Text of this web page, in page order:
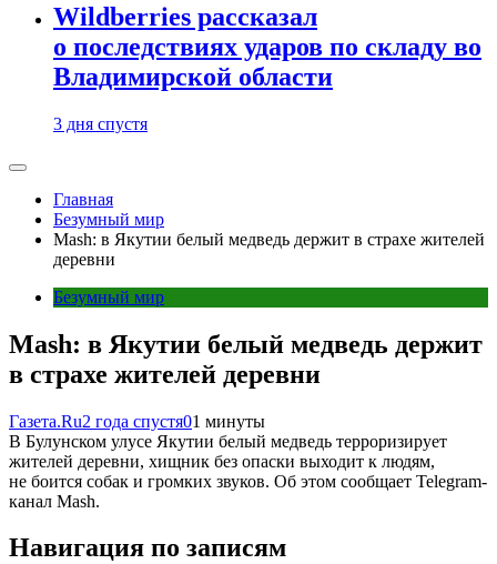
Wildberries рассказал
о последствиях ударов по складу во
Владимирской области
3 дня спустя
Главная
Безумный мир
Mash: в Якутии белый медведь держит в страхе жителей
деревни
Безумный мир
Mash: в Якутии белый медведь держит
в страхе жителей деревни
Газета.Ru2 года спустя01 минуты
В Булунском улусе Якутии белый медведь терроризирует
жителей деревни, хищник без опаски выходит к людям,
не боится собак и громких звуков. Об этом сообщает Telegram-
канал Mash.
Навигация по записям